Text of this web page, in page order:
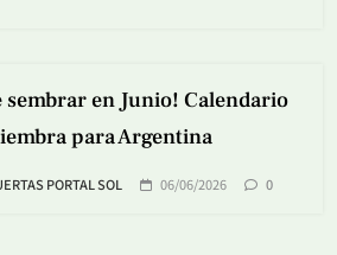
sembrar en Junio! Calendario
para Argentina
PORTAL SOL 06/06/2026 0